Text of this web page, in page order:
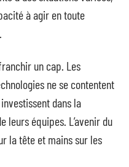
à agir en toute
un cap. Les
ne se contentent
dans la
leurs équipes. L’avenir du
la tête et mains sur les